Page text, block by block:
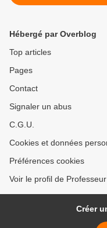
Hébergé par Overblog
Top articles
Pages
Contact
Signaler un abus
C.G.U.
Cookies et données
Préférences cookies
Voir le profil de
Créer